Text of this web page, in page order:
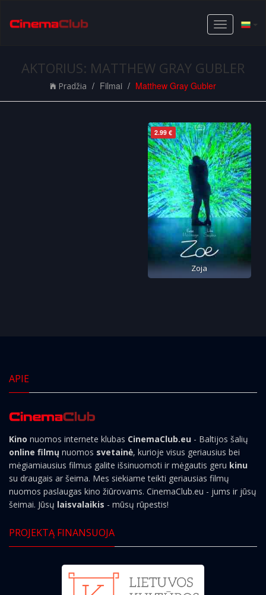
Toggle
navigation
AKTORIUS: MATTHEW GRAY GUBLER
Pradžia Filmai Matthew Gray Gubler
2.99 €
Zoja
APIE
Kino nuomos internete klubas CinemaClub.eu - Baltijos šalių
online filmų nuomos svetainė, kurioje visus geriausius bei
mėgiamiausius filmus galite išsinuomoti ir mėgautis geru kinu
su draugais ar šeima. Mes siekiame teikti geriausias filmų
nuomos paslaugas kino žiūrovams. CinemaClub.eu - jums ir jūsų
šeimai. Jūsų laisvalaikis - mūsų rūpestis!
PROJEKTĄ FINANSUOJA